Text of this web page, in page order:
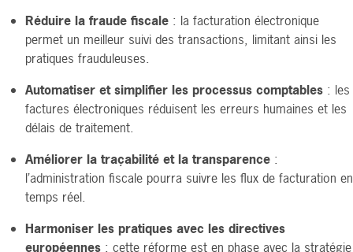
Réduire la fraude fiscale : la facturation électronique
permet un meilleur suivi des transactions, limitant ainsi les
pratiques frauduleuses.
Automatiser et simplifier les processus comptables : les
factures électroniques réduisent les erreurs humaines et les
délais de traitement.
Améliorer la traçabilité et la transparence :
l’administration fiscale pourra suivre les flux de facturation en
temps réel.
Harmoniser les pratiques avec les directives
européennes : cette réforme est en phase avec la stratégie